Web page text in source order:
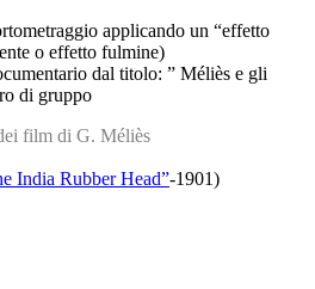
applicando un “effetto
o effetto fulmine)
dal titolo: ” Méliès e gli
di gruppo
film di G. Méliès
India Rubber Head”-1901)